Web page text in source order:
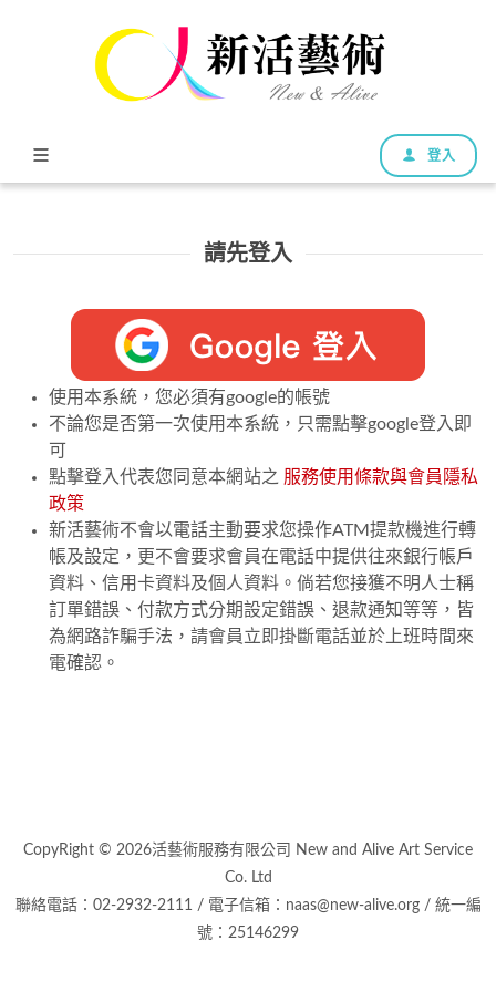
登入
請先登入
使用本系統，您必須有google的帳號
不論您是否第一次使用本系統，只需點擊google登入即
可
點擊登入代表您同意本網站之 服務使用條款與會員隱私
政策
新活藝術不會以電話主動要求您操作ATM提款機進行轉
帳及設定，更不會要求會員在電話中提供往來銀行帳戶
資料、信用卡資料及個人資料。倘若您接獲不明人士稱
訂單錯誤、付款方式分期設定錯誤、退款通知等等，皆
為網路詐騙手法，請會員立即掛斷電話並於上班時間來
電確認。
CopyRight © 2026活藝術服務有限公司 New and Alive Art Service
Co. Ltd
聯絡電話：02-2932-2111 / 電子信箱：naas@new-alive.org / 統一編
號：25146299